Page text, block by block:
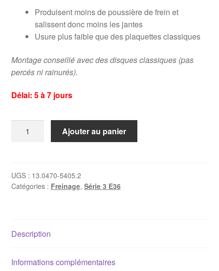
Produisent moins de poussière de frein et
salissent donc moins les jantes
Usure plus faible que des plaquettes classiques
Montage conseillé avec des disques classiques (pas
percés ni rainurés).
Délai: 5 à 7 jours
frein
avant
E46
Z3
Ajouter au panier
UGS : 13.0470-5405.2
Catégories : Freinage, Série 3 E36
Description
Informations complémentaires